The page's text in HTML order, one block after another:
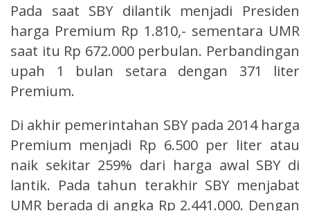
Pada saat SBY dilantik menjadi Presiden
harga Premium Rp 1.810,- sementara UMR
saat itu Rp 672.000 perbulan. Perbandingan
upah 1 bulan setara dengan 371 liter
Premium.
Di akhir pemerintahan SBY pada 2014 harga
Premium menjadi Rp 6.500 per liter atau
naik sekitar 259% dari harga awal SBY di
lantik. Pada tahun terakhir SBY menjabat
UMR berada di angka Rp 2.441.000. Dengan